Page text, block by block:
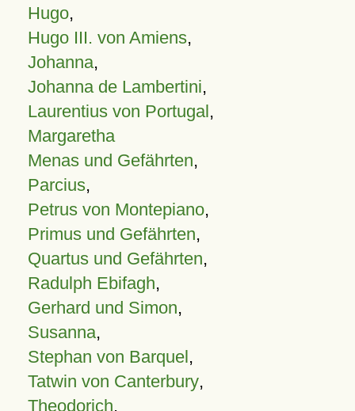
Hugo,
Hugo III. von Amiens,
Johanna,
Johanna de Lambertini,
Laurentius von Portugal,
Margaretha
Menas und Gefährten,
Parcius,
Petrus von Montepiano,
Primus und Gefährten,
Quartus und Gefährten,
Radulph Ebifagh,
Gerhard und Simon,
Susanna,
Stephan von Barquel,
Tatwin von Canterbury,
Theodorich,